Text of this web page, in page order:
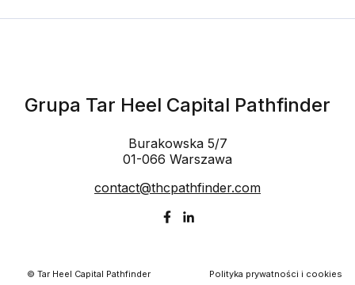
Grupa Tar Heel Capital Pathfinder
Burakowska 5/7
01-066 Warszawa
contact@thcpathfinder.com
© Tar Heel Capital Pathfinder Polityka prywatności i cookies